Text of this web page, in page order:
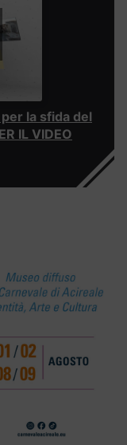
per la sfida del
IL VIDEO